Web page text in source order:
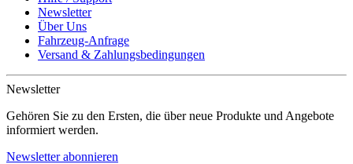
Newsletter
Über Uns
Fahrzeug-Anfrage
Versand & Zahlungsbedingungen
Newsletter
Gehören Sie zu den Ersten, die über neue Produkte und Angebote
informiert werden.
Newsletter abonnieren